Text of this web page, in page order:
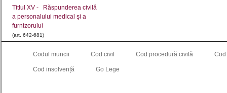
Titlul XV - Răspunderea civilă
a personalului medical şi a
furnizorului
(art. 642-681)
organizarea şi funcţionarea
Şcolii Naţionale de
Codul muncii Cod civil Cod procedură civilă
Cod insolvență Go Lege